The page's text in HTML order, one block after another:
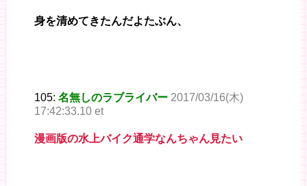
身を清めてきたんだよたぶん、
105: 名無しのラブライバー 2017/03/16(木)
17:42:33.10 et
漫画版の水上バイク通学なんちゃん見たい